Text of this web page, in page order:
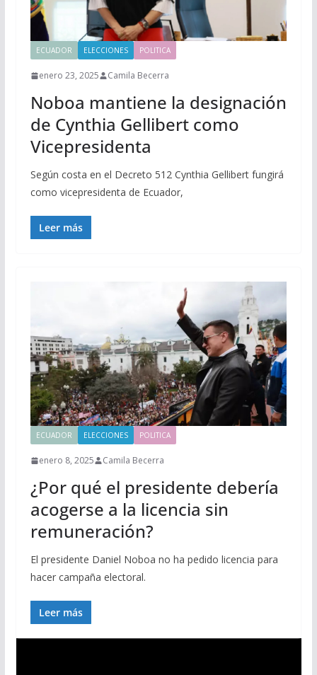
ECUADOR ELECCIONES POLITICA
enero 23, 2025 Camila Becerra
Noboa mantiene la designación
de Cynthia Gellibert como
Vicepresidenta
Según costa en el Decreto 512 Cynthia Gellibert fungirá
como vicepresidenta de Ecuador,
Leer más
ECUADOR ELECCIONES POLITICA
enero 8, 2025 Camila Becerra
¿Por qué el presidente debería
acogerse a la licencia sin
remuneración?
El presidente Daniel Noboa no ha pedido licencia para
hacer campaña electoral.
Leer más